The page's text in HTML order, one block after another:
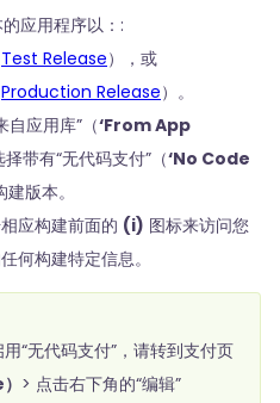
应用程序以：:
Test Release），或
Production Release）。
自应用库”（‘From App
带有“无代码支付”（‘No Code
版本。
应构建前面的 (i) 图标来访问您
何构建特定信息。
“无代码支付”，请转到支付页
> 点击右下角的“编辑”